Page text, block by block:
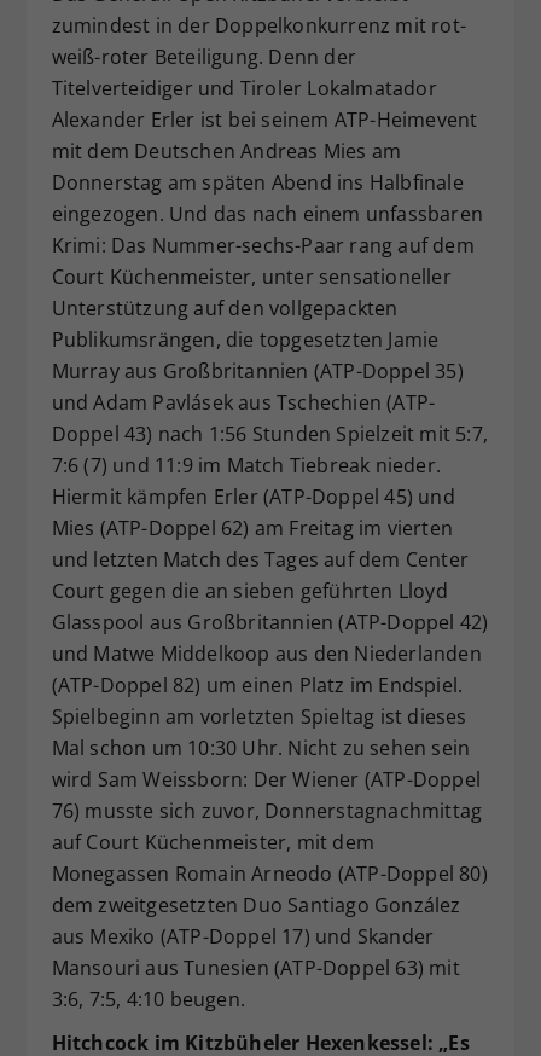
zumindest in der Doppelkonkurrenz mit rot-
weiß-roter Beteiligung. Denn der
Titelverteidiger und Tiroler Lokalmatador
Alexander Erler ist bei seinem ATP-Heimevent
mit dem Deutschen Andreas Mies am
Donnerstag am späten Abend ins Halbfinale
eingezogen. Und das nach einem unfassbaren
Krimi: Das Nummer-sechs-Paar rang auf dem
Court Küchenmeister, unter sensationeller
Unterstützung auf den vollgepackten
Publikumsrängen, die topgesetzten Jamie
Murray aus Großbritannien (ATP-Doppel 35)
und Adam Pavlásek aus Tschechien (ATP-
Doppel 43) nach 1:56 Stunden Spielzeit mit 5:7,
7:6 (7) und 11:9 im Match Tiebreak nieder.
Hiermit kämpfen Erler (ATP-Doppel 45) und
Mies (ATP-Doppel 62) am Freitag im vierten
und letzten Match des Tages auf dem Center
Court gegen die an sieben geführten Lloyd
Glasspool aus Großbritannien (ATP-Doppel 42)
und Matwe Middelkoop aus den Niederlanden
(ATP-Doppel 82) um einen Platz im Endspiel.
Spielbeginn am vorletzten Spieltag ist dieses
Mal schon um 10:30 Uhr. Nicht zu sehen sein
wird Sam Weissborn: Der Wiener (ATP-Doppel
76) musste sich zuvor, Donnerstagnachmittag
auf Court Küchenmeister, mit dem
Monegassen Romain Arneodo (ATP-Doppel 80)
dem zweitgesetzten Duo Santiago González
aus Mexiko (ATP-Doppel 17) und Skander
Mansouri aus Tunesien (ATP-Doppel 63) mit
3:6, 7:5, 4:10 beugen.
Hitchcock im Kitzbüheler Hexenkessel: „Es
Zweck
Dieser Wert speichert Ihre Consent-
Einstellungen. Unter anderem eine
zufällig generierte ID, für die
historische Speicherung Ihrer
Webseiten-Betreiber dies eingestellt
hat.